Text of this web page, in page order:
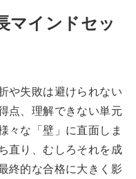
マインドセッ
や失敗は避けられない
点、理解できない単元
々な「壁」に直面しま
直り、むしろそれを成
終的な合格に大きく影